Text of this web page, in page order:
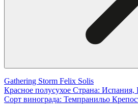
Gathering Storm Felix Solis
Красное полусухое Страна:
Сорт винограда: Темпранильо